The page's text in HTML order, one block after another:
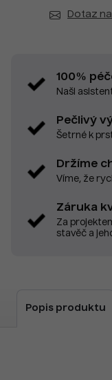
Dotaz
100%
Naši
Pečlivý
Šetrné k
Držíme
Víme, že
Záruka
Za
stavěč a
Popis produktu